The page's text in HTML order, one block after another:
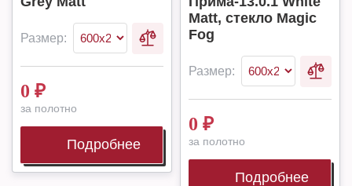
Размер:
0 ₽
за полотно
Подробнее
Matt, стекло Magic
Fog
Размер:
0 ₽
за полотно
Подробнее